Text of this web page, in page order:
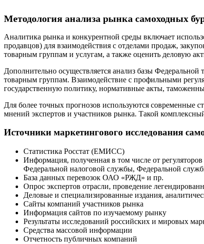
Методология анализа рынка самоходных
Аналитика рынка и конкурентной среды включает
продавцов) для взаимодействия с отделами продаж,
товарным группам и услугам, а также оценить деловую
Дополнительно осуществляется анализ базы
товарным группам. Взаимодействие с профильными
государственную политику, нормативные акты,
Для более точных прогнозов используются современные
мнений экспертов и участников рынка. Такой
Источники маркетингового исследования
Статистика Росстат (ЕМИСС)
Информация, полученная в том числе от
Федеральной налоговой службы, Федеральной
База данных перевозок ОАО «РЖД» и пр.
Опрос экспертов отрасли, проведение
Деловые и специализированные издания,
Сайты компаний участников рынка
Информация сайтов по изучаемому рынку
Результаты исследований российских и мировых
Средства массовой информации
Отчетность публичных компаний